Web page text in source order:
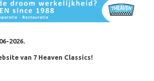
2026.
van 7 Heaven Classics!